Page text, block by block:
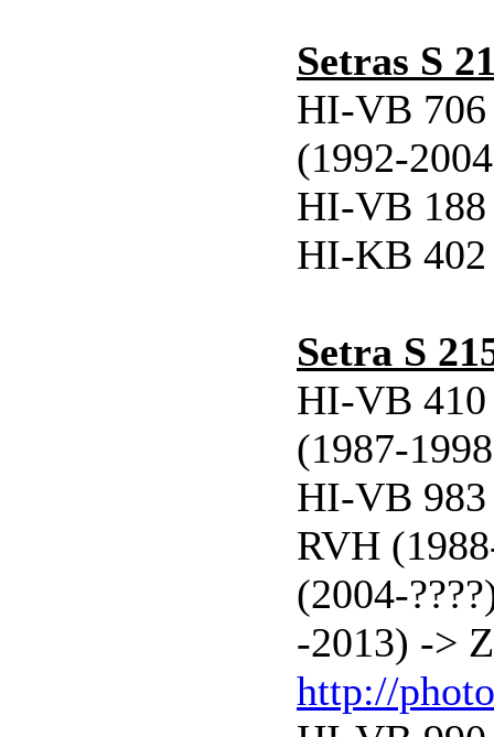
Setras S
HI-VB
(1992-
HI-VB 188
HI-KB
Setra S
HI-VB 410
(1987-
HI-VB
RVH
(2004-
-2013) ->
http://